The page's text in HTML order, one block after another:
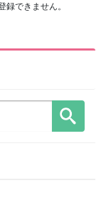
できません。